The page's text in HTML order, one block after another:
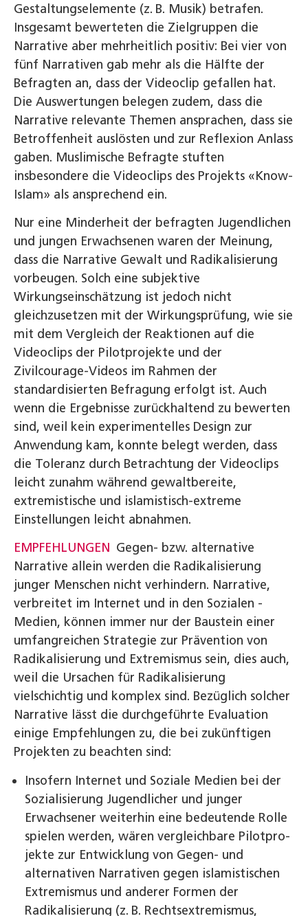
Gestaltungselemente (z. B. Musik) betrafen.
Insgesamt bewerteten die Zielgruppen die
Narrative aber mehrheitlich positiv: Bei vier von
fünf Narrativen gab mehr als die Hälfte der
Befragten an, dass der Videoclip gefallen hat.
Die Auswertungen belegen zudem, dass die
Narrative relevante Themen ansprachen, dass sie
Betroffenheit auslösten und zur Reflexion Anlass
gaben. Muslimische Befragte stuften
insbesondere die Videoclips des Projekts «Know­
Islam» als ansprechend ein.
Nur eine Minderheit der befragten Jugendlichen
und jungen Erwachsenen waren der Meinung,
dass die Narrative Gewalt und Radikalisierung
vorbeugen. Solch eine subjektive
Wirkungseinschätzung ist jedoch nicht
gleichzusetzen mit der Wirkungsprüfung, wie sie
mit dem Vergleich der Reaktionen auf die
Videoclips der Pilotprojekte und der
Zivilcourage-Videos im Rahmen der
standardisierten Befragung erfolgt ist. Auch
wenn die Ergebnisse zurückhaltend zu bewerten
sind, weil kein experimentelles Design zur
Anwendung kam, konnte belegt werden, dass
die Toleranz durch Betrachtung der Videoclips
leicht zunahm während gewaltbereite,
extremistische und islamistisch-extreme
Einstellungen leicht abnahmen.
EMPFEHLUNGEN Gegen- bzw. alternative
Narrative allein werden die Radikalisierung
junger Menschen nicht ver­hindern. Narrative,
verbreitet im Internet und in den Sozialen ­
Medien, können immer nur der Baustein einer
umfangreichen Strategie zur Prävention von
Radikalisierung und Extremismus sein, dies auch,
weil die Ursachen für Radikalisierung
vielschichtig und komplex sind. Bezüglich solcher
Narrative lässt die durchgeführte Evaluation
einige Empfehlungen zu, die bei zukünftigen
Projekten zu beachten sind:
Insofern Internet und Soziale Medien bei der
Sozialisierung Jugendlicher und junger
Erwachsener weiterhin eine bedeutende Rolle
spielen werden, wären vergleichbare Pilotpro­
jekte zur Entwicklung von Gegen- und
alternativen Narrativen gegen islamistischen
Extremismus und anderer Formen der
Radikalisierung (z. B. Rechts­extremismus,